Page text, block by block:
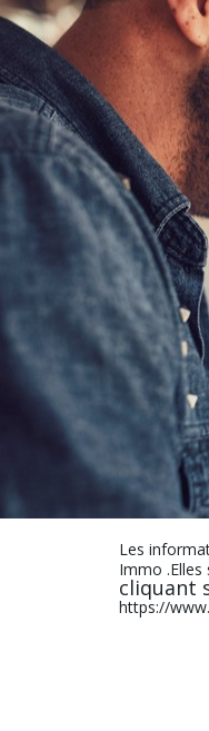
Les
Immo
cliquant
https://